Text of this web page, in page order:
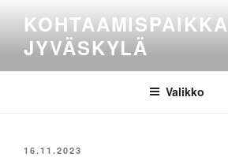
sisältöönKOHTAAMISPAIKKA
JYVÄSKYLÄ
Valikko
JULKAISTU
16.11.2023